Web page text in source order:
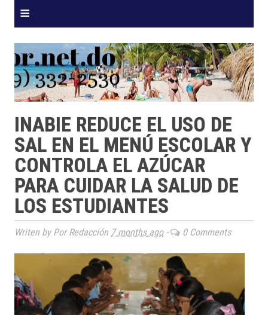
≡
INABIE REDUCE EL USO DE
SAL EN EL MENÚ ESCOLAR Y
CONTROLA EL AZÚCAR
PARA CUIDAR LA SALUD DE
LOS ESTUDIANTES
Writen by Por Redacción 7 months ago- 0 Comments